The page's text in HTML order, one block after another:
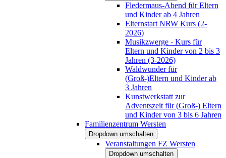
Fledermaus-Abend für Eltern
und Kinder ab 4 Jahren
Elternstart NRW Kurs (2-
2026)
Musikzwerge - Kurs für
Eltern und Kinder von 2 bis 3
Jahren (3-2026)
Waldwunder für
(Groß-)Eltern und Kinder ab
3 Jahren
Kunstwerkstatt zur
Adventszeit für (Groß-) Eltern
und Kinder von 3 bis 6 Jahren
Familienzentrum Wersten
Dropdown umschalten
Veranstaltungen FZ Wersten
Dropdown umschalten